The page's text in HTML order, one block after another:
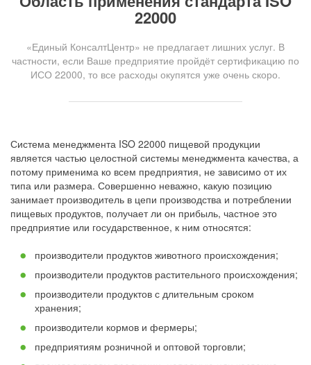
22000
«Единый КонсалтЦентр» не предлагает лишних услуг. В
частности, если Ваше предприятие пройдёт сертификацию по
ИСО 22000, то все расходы окупятся уже очень скоро.
Система менеджмента ISO 22000 пищевой продукции
является частью целостной системы менеджмента качества, а
потому применима ко всем предприятия, не зависимо от их
типа или размера. Совершенно неважно, какую позицию
занимает производитель в цепи производства и потреблении
пищевых продуктов, получает ли он прибыль, частное это
предприятие или государственное, к ним относятся:
производители продуктов животного происхождения;
производители продуктов растительного происхождения;
производители продуктов с длительным сроком
хранения;
производители кормов и фермеры;
предприятиям розничной и оптовой торговли;